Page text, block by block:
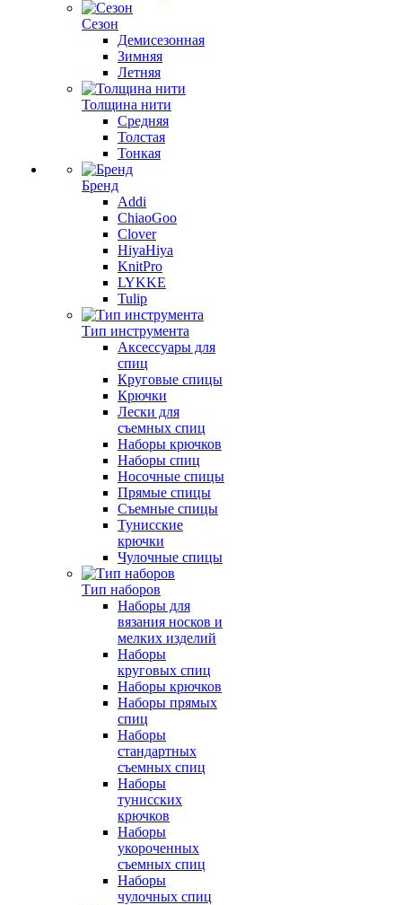
Сезон
Демисезонная
Зимняя
Летняя
Толщина нити
Средняя
Толстая
Тонкая
Бренд
Addi
ChiaoGoo
Clover
HiyaHiya
KnitPro
LYKKE
Tulip
Тип инструмента
Аксессуары для
спиц
Круговые спицы
Крючки
Лески для
съемных спиц
Наборы крючков
Наборы спиц
Носочные спицы
Прямые спицы
Съемные спицы
Тунисские
крючки
Чулочные спицы
Тип наборов
Наборы для
вязания носков и
мелких изделий
Наборы
круговых спиц
Наборы крючков
Наборы прямых
спиц
Наборы
стандартных
съемных спиц
Наборы
тунисских
крючков
Наборы
укороченных
съемных спиц
Наборы
чулочных спиц